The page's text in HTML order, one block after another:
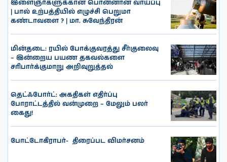
இளைஞர்களுக்கான பொன்னான வாய்ப்பு
| பால் உற்பத்தியில் எழுச்சி பெறுமா
கண்டாவளை ? | மா. சுவேந்திரன்
மின்தடை: ரயில் போக்குவரத்து சீர்குலைவு
– இன்றைய பயண தகவல்களை
சரிபார்க்குமாறு அறிவுறுத்தல்
தெட்ஃபோர்ட்: அகதிகள் எதிர்ப்பு
போராட்டத்தில் வன்முறை – மேலும் பலர்
கைது!
போட்டோகிராபர்- ‌ திரைப்பட விமர்சனம்